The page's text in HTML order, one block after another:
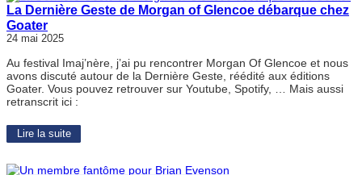
La Dernière Geste de Morgan of Glencoe débarque chez
Goater
24 mai 2025
Au festival Imaj’nère, j’ai pu rencontrer Morgan Of Glencoe et nous
avons discuté autour de la Dernière Geste, réédité aux éditions
Goater. Vous pouvez retrouver sur Youtube, Spotify, … Mais aussi
retranscrit ici :
Lire la suite